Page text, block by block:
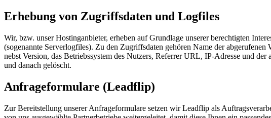
Erhebung von Zugriffsdaten und Logfiles
Wir, bzw. unser Hostinganbieter, erheben auf Grundlage unserer berechtigten
(sogenannte Serverlogfiles). Zu den Zugriffsdaten gehören Name der
nebst Version, das Betriebssystem des Nutzers, Referrer URL, IP-Adresse und
und danach gelöscht.
Anfrageformulare (Leadflip)
Zur Bereitstellung unserer Anfrageformulare setzen wir Leadflip als